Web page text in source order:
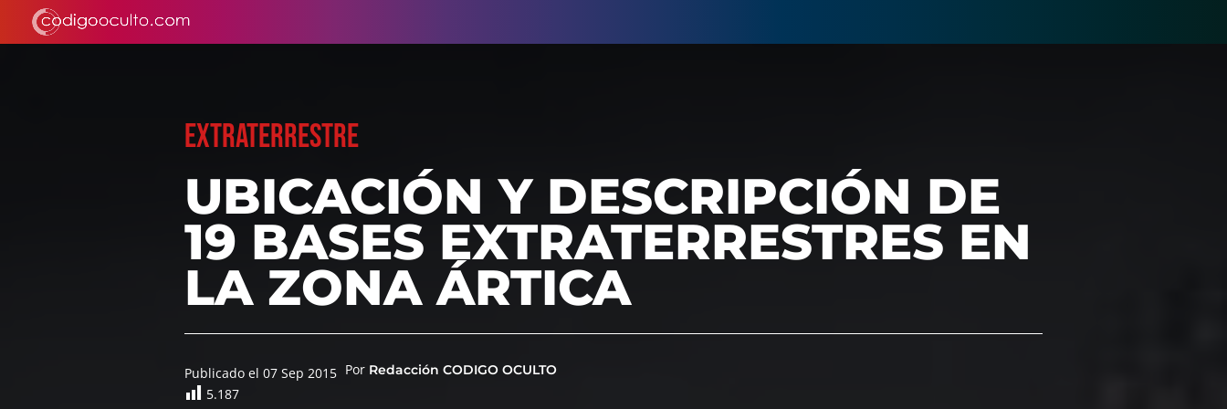
EXTRATERRESTRE
UBICACIÓN Y DESCRIPCIÓN DE
19 BASES EXTRATERRESTRES EN
LA ZONA ÁRTICA
Publicado el 07 Sep 2015 Por Redacción CODIGO OCULTO
5.187